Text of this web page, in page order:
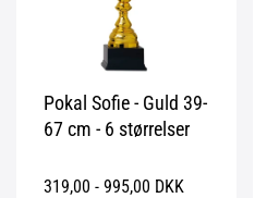
Pokal Sofie - Guld 39-
67 cm - 6 størrelser
319,00 - 995,00 DKK